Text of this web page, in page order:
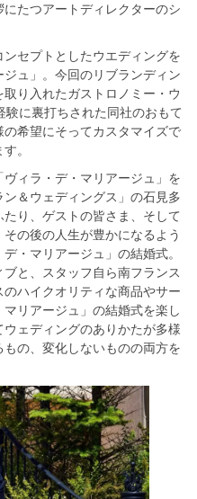
たつアートディレクターのシ
セプトとしたウエディングを
ュ」。今回のリブランディン
り入れたガストロノミー・ウ
に裏打ちされた同社のおもて
希望にそってカスタマイズで
。
ィラ・デ・マリアージュ」を
＆ウェディングス」の石見多
り、ゲストの皆さま、そして
の後の人生が豊かになるよう
・マリアージュ」の結婚式。
と、スタッフ自ら南フランス
ハイクオリティな商品やサー
リアージュ」の結婚式を楽し
ェディングのありかたが多様
の、変化しないものの両方を